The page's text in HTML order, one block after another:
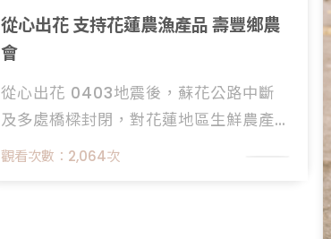
從心出花 支持花蓮農漁產品 壽豐鄉農
會
從心出花 0403地震後，蘇花公路中斷
及多處橋樑封閉，對花蓮地區生鮮農產
品產銷、農遊觀光造成衝擊。農業部在
觀看次數： 2,064次